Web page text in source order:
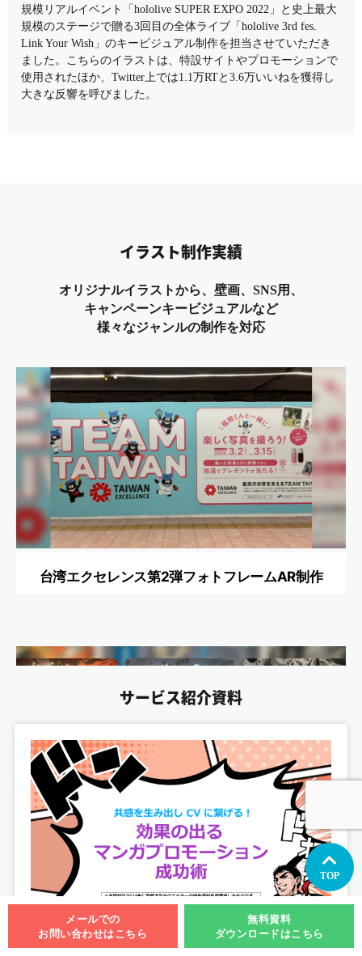
メールでの
お問い合わせはこちら
無料資料
ダウンロードはこちら
規模リアルイベント「hololive SUPER EXPO 2022」と史上最大
規模のステージで贈る3回目の全体ライブ「hololive 3rd fes.
Link Your Wish」のキービジュアル制作を担当させていただき
ました。こちらのイラストは、特設サイトやプロモーションで
使用されたほか、Twitter上では1.1万RTと3.6万いいねを獲得し
大きな反響を呼びました。
イラスト制作実績
オリジナルイラストから、壁画、SNS用、
キャンペーンキービジュアルなど
様々なジャンルの制作を対応
台湾エクセレンス第2弾フォトフレームAR制作
マジック：ザ・ギャザリング 『ストリクスヘイヴン
の秘密』
サービス紹介資料
TOP